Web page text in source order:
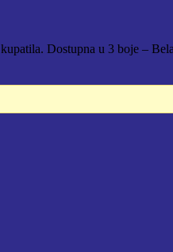
Dostupna u 3 boje –